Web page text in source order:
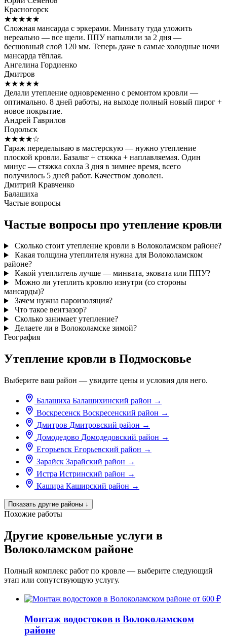
Красногорск
★★★★★
Сложная мансарда с эркерами. Минвату туда уложить
нереально — все щели. ППУ напылили за 2 дня —
бесшовный слой 120 мм. Теперь даже в самые холодные ночи
мансарда тёплая.
Ангелина Гордиенко
Дмитров
★★★★★
Делали утепление одновременно с ремонтом кровли —
оптимально. 8 дней работы, на выходе полный новый пирог +
новое покрытие.
Андрей Гаврилов
Подольск
★★★★☆
Гараж переделываю в мастерскую — нужно утепление
плоской кровли. Базальт + стяжка + наплавляемая. Один
минус — стяжка сохла 3 дня в зимнее время, всего
получилось 5 дней работ. Качеством доволен.
Дмитрий Кравченко
Балашиха
Частые вопросы
Частые вопросы про утепление кровли
Сколько стоит утепление кровли в Волоколамском районе?
Какая толщина утеплителя нужна для Волоколамском
районе?
Какой утеплитель лучше — минвата, эковата или ППУ?
Можно ли утеплить кровлю изнутри (со стороны
мансарды)?
Зачем нужна пароизоляция?
Что такое вентзазор?
Сколько занимает утепление?
Делаете ли в Волоколамске зимой?
География
Утепление кровли в Подмосковье
Выберите ваш район — увидите цены и условия для него.
Балашиха Балашихинский район →
Воскресенск Воскресенский район →
Дмитров Дмитровский район →
Домодедово Домодедовский район →
Егорьевск Егорьевский район →
Зарайск Зарайский район →
Истра Истринский район →
Кашира Каширский район →
Показать другие районы ↓
Похожие работы
Другие кровельные услуги в
Волоколамском районе
Полный комплекс работ по кровле — выберите следующий
этап или сопутствующую услугу.
от 600 ₽
Монтаж водостоков в Волоколамском
районе